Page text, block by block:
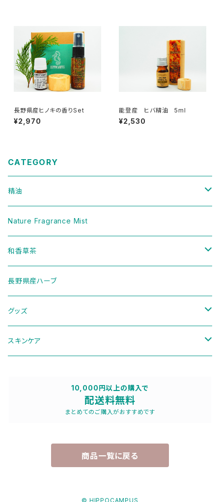
長野県産ヒノキの香りSet
¥2,970
能登産 ヒバ精油 5ml
¥2,530
CATEGORY
精油
樹木
ハーブ
セット
Nature Fragrance Mist
和香草茶
二十四節気ブレンド
季節のブレンド
長野県産ハーブ
グッズ
ディフューザー
スキンケア
10,000円以上の購入で
配送料無料
まとめてのご購入がおすすめです
商品一覧に戻る
© HIPPOCAMPUS